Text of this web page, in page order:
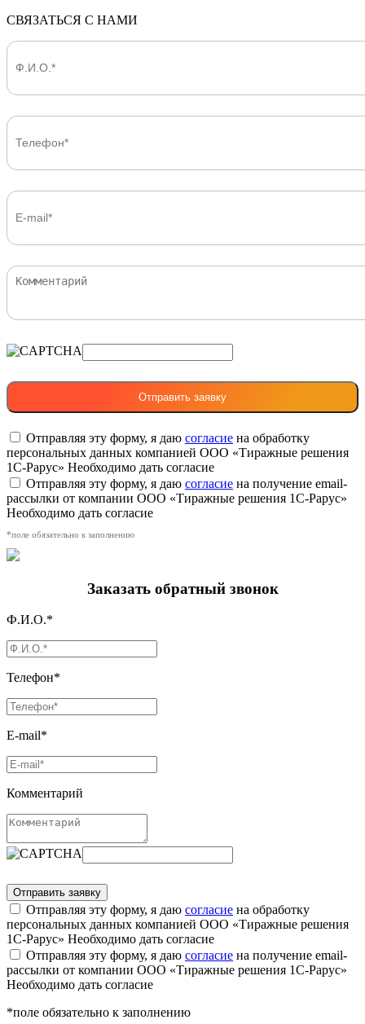
СВЯЗАТЬСЯ С НАМИ
Отправляя эту форму, я даю согласие на обработку
персональных данных компанией ООО «Тиражные решения
1С-Рарус» Необходимо дать согласие
Отправляя эту форму, я даю согласие на получение email-
рассылки от компании ООО «Тиражные решения 1С-Рарус»
Необходимо дать согласие
*поле обязательно к заполнению
Заказать обратный звонок
Ф.И.О.*
Телефон*
E-mail*
Комментарий
Отправляя эту форму, я даю согласие на обработку
персональных данных компанией ООО «Тиражные решения
1С-Рарус» Необходимо дать согласие
Отправляя эту форму, я даю согласие на получение email-
рассылки от компании ООО «Тиражные решения 1С-Рарус»
Необходимо дать согласие
*поле обязательно к заполнению